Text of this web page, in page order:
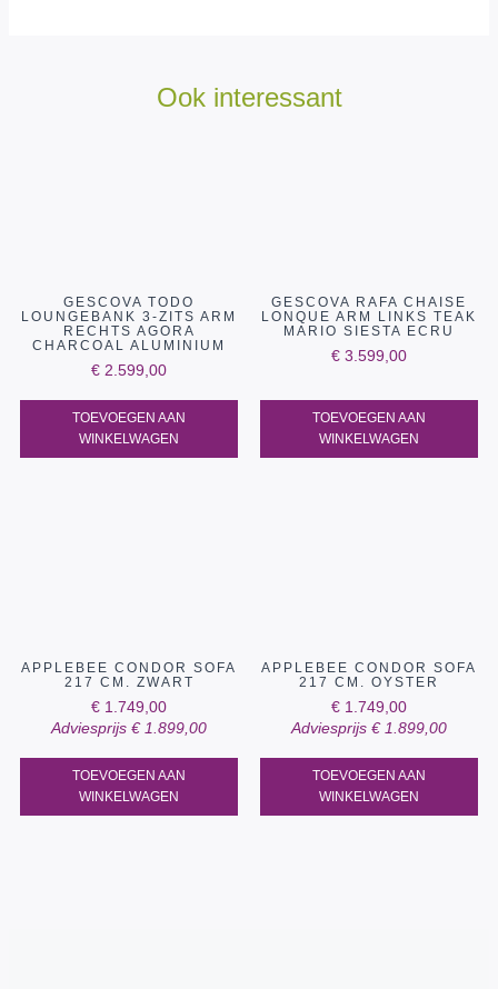
Ook interessant
GESCOVA TODO
LOUNGEBANK 3-ZITS ARM
RECHTS AGORA
CHARCOAL ALUMINIUM
€ 2.599,00
TOEVOEGEN AAN
WINKELWAGEN
GESCOVA RAFA CHAISE
LONQUE ARM LINKS TEAK
MARIO SIESTA ECRU
€ 3.599,00
TOEVOEGEN AAN
WINKELWAGEN
APPLEBEE CONDOR SOFA
217 CM. ZWART
€ 1.749,00
Adviesprijs €1.899,00
TOEVOEGEN AAN
WINKELWAGEN
APPLEBEE CONDOR SOFA
217 CM. OYSTER
€ 1.749,00
Adviesprijs €1.899,00
TOEVOEGEN AAN
WINKELWAGEN